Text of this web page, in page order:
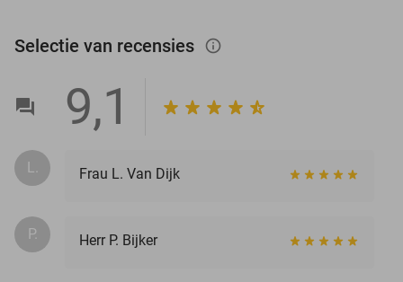
Selectie van recensies info_outlined
9,1
L. Frau L. Van Dijk
P. Herr P. Bijker